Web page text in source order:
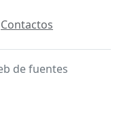
Contactos
de fuentes